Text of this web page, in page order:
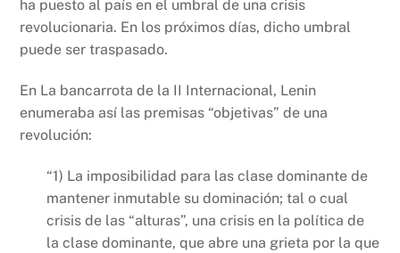
o
k
p
k
ha puesto al país en el umbral de una crisis
revolucionaria. En los próximos días, dicho umbral
puede ser traspasado.
En La bancarrota de la II Internacional, Lenin
enumeraba así las premisas “objetivas” de una
revolución:
“1) La imposibilidad para las clase dominante de
mantener inmutable su dominación; tal o cual
crisis de las “alturas”, una crisis en la política de
la clase dominante, que abre una grieta por la que